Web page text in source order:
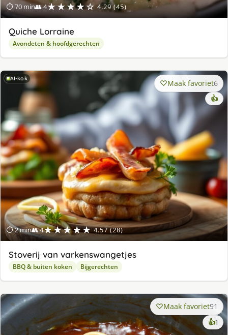
⏱ 70 min👥 4★★★★☆ 4.29 (45)
Quiche Lorraine
Avondeten & hoofdgerechten
AI-kok
⏱ 2 min👥 4★★★★★ 4.57 (28)
Maak favoriet6
👍
Stoverij van varkenswangetjes
BBQ & buiten koken Bijgerechten
Maak favoriet91
👍1